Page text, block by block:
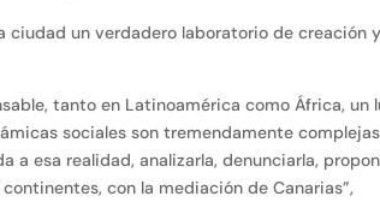
un verdadero laboratorio de creación y
tanto en Latinoamérica como África, un
sociales son tremendamente
a esa realidad, analizarla, denunciarla,
con la mediación de Canarias”,